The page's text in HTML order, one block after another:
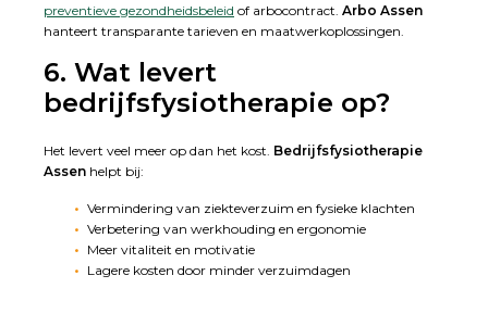
preventieve gezondheidsbeleid of arbocontract. Arbo Assen
hanteert transparante tarieven en maatwerkoplossingen.
6. Wat levert
bedrijfsfysiotherapie op?
Het levert veel meer op dan het kost. Bedrijfsfysiotherapie
Assen helpt bij:
Vermindering van ziekteverzuim en fysieke klachten
Verbetering van werkhouding en ergonomie
Meer vitaliteit en motivatie
Lagere kosten door minder verzuimdagen